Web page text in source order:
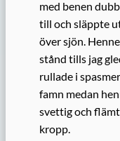
med benen
till och släppte
över sjön.
stånd tills jag
rullade i
famn medan
svettig och
kropp.